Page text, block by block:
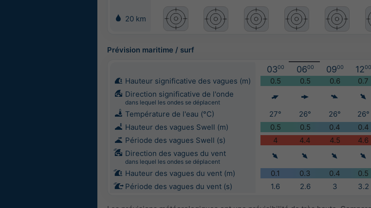
20 km
Prévision maritime / surf
0300 0600 0900 1200
Hauteur significative des vagues (m) 0.5 0.5 0.6 0.7
Direction significative de l'onde
dans lequel les ondes se déplacent
Température de l'eau (°C) 27° 26° 26° 26°
Hauteur des vagues Swell (m)
0.5 0.5 0.4 0.4
Période des vagues Swell (s)
4 4.4 4.5 4.6
Direction des vagues du vent
dans lequel les ondes se déplacent
Hauteur des vagues du vent (m) 0.1 0.3 0.4 0.5
Période des vagues du vent (s)
1.6 2.6 3 3.2